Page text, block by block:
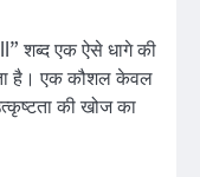
शब्द एक ऐसे धागे की
है। एक कौशल केवल
की खोज का